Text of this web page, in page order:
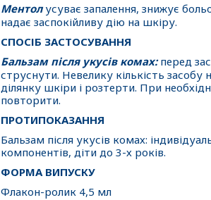
Ментолусуває запалення, знижує
надає заспокійливу дію на шкіру.
СПОСІБ ЗАСТОСУВАННЯ
Бальзам після укусів комах: перед
струснути. Невелику кількість
ділянку шкіри і розтерти. При
повторити.
ПРОТИПОКАЗАННЯ
Бальзам після укусів комах:
компонентів, діти до 3-х років.
ФОРМА ВИПУСКУ
Флакон-ролик 4,5 мл